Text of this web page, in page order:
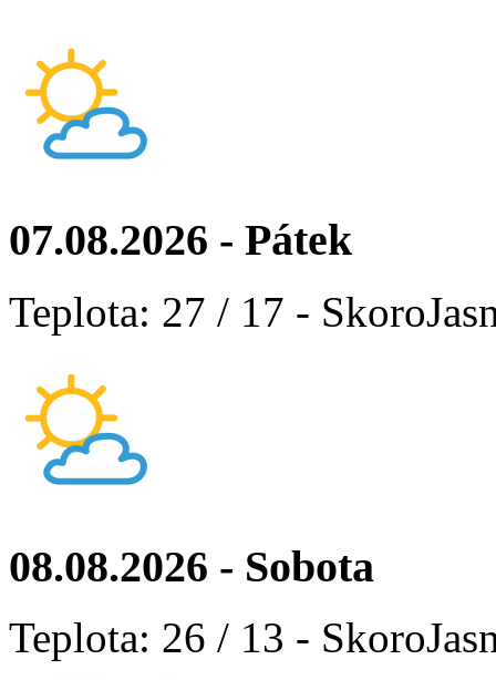
07.08.2026 - Pátek
Teplota: 27 / 17 -
08.08.2026 - Sobota
Teplota: 26 / 13 -